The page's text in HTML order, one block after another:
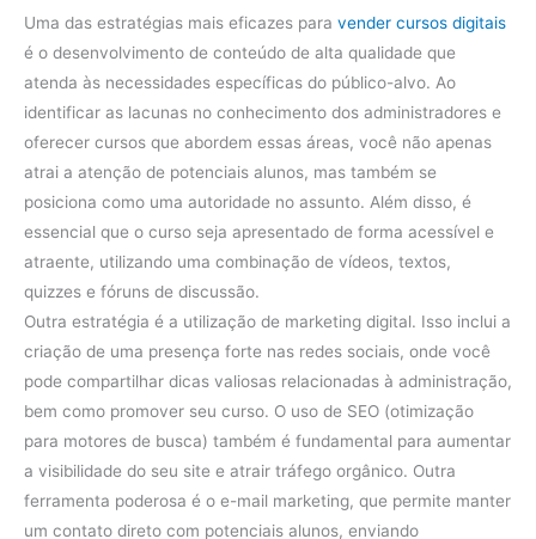
Uma das estratégias mais eficazes para vender cursos digitais
é o desenvolvimento de conteúdo de alta qualidade que
atenda às necessidades específicas do público-alvo. Ao
identificar as lacunas no conhecimento dos administradores e
oferecer cursos que abordem essas áreas, você não apenas
atrai a atenção de potenciais alunos, mas também se
posiciona como uma autoridade no assunto. Além disso, é
essencial que o curso seja apresentado de forma acessível e
atraente, utilizando uma combinação de vídeos, textos,
quizzes e fóruns de discussão.
Outra estratégia é a utilização de marketing digital. Isso inclui a
criação de uma presença forte nas redes sociais, onde você
pode compartilhar dicas valiosas relacionadas à administração,
bem como promover seu curso. O uso de SEO (otimização
para motores de busca) também é fundamental para aumentar
a visibilidade do seu site e atrair tráfego orgânico. Outra
ferramenta poderosa é o e-mail marketing, que permite manter
um contato direto com potenciais alunos, enviando